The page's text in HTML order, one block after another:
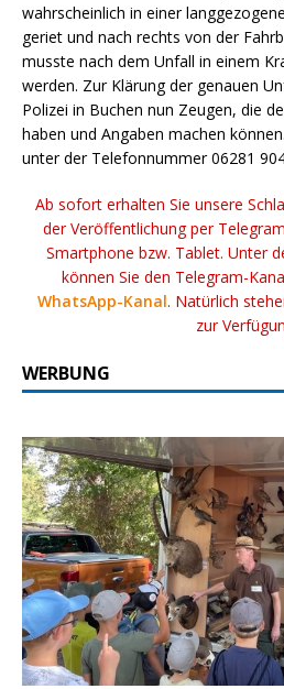
wahrscheinlich in einer
geriet und nach rechts von der
musste nach dem Unfall in einem
werden. Zur Klärung der genauen
Polizei in Buchen nun Zeugen, die
haben und Angaben machen
unter der Telefonnummer 06281
Ab sofort erhalten Sie unsere
der Veröffentlichung per
Smartphone bzw. Tablet. Unter
können Sie den Telegram-
WhatsApp-Kanal. Natürlich
zur
WERBUNG